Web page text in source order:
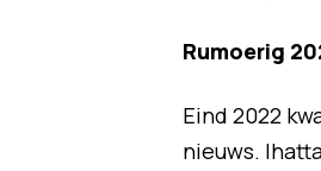
Rumoerig
Eind 2022
nieuws.